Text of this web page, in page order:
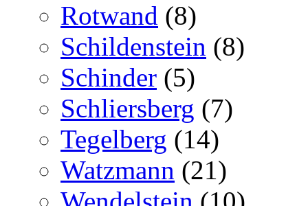
Rotwand (8)
Schildenstein (8)
Schinder (5)
Schliersberg (7)
Tegelberg (14)
Watzmann (21)